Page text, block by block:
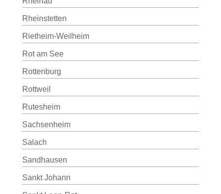
Rheinstetten
Rietheim-Weilheim
Rot am See
Rottenburg
Rottweil
Rutesheim
Sachsenheim
Salach
Sandhausen
Sankt Johann